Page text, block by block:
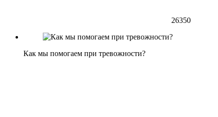
26350
Как мы помогаем при тревожности?